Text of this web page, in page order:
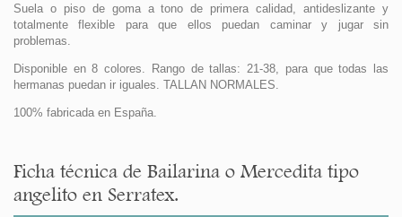
Suela o piso de goma a tono de primera calidad, antideslizante y
totalmente flexible para que ellos puedan caminar y jugar sin
problemas.
Disponible en 8 colores. Rango de tallas: 21-38, para que todas las
hermanas puedan ir iguales. TALLAN NORMALES.
100% fabricada en España.
Ficha técnica de Bailarina o Mercedita tipo
angelito en Serratex.